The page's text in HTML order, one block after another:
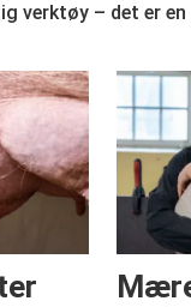
verktøy – det er